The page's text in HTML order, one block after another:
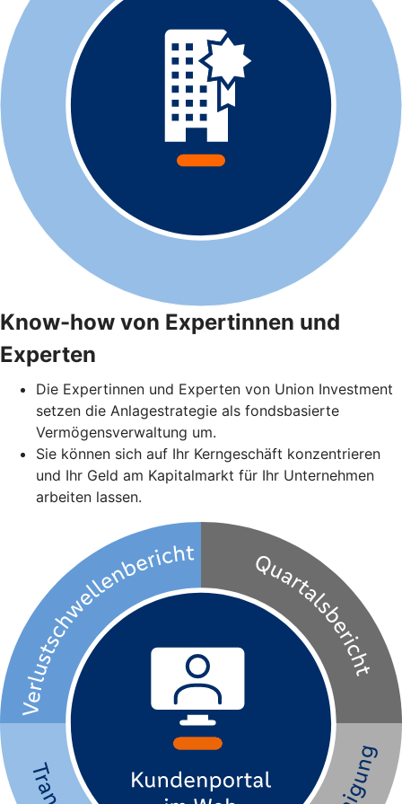
Know-how von Expertinnen und
Experten
Die Expertinnen und Experten von Union Investment
setzen die Anlagestrategie als fondsbasierte
Vermögensverwaltung um.
Sie können sich auf Ihr Kerngeschäft konzentrieren
und Ihr Geld am Kapitalmarkt für Ihr Unternehmen
arbeiten lassen.